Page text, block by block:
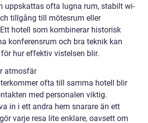
uppskattas ofta lugna rum, stabilt wi-
tillgång till mötesrum eller
hotell som kombinerar historisk
konferensrum och bra teknik kan
hur effektiv vistelsen blir.
atmosfär
ofta till samma hotell blir
med personalen viktig.
in i ett andra hem snarare än ett
varje resa lite enklare, oavsett om